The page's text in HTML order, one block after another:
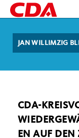
JAN WILLIMZIG
CDA-
EN AUF DEN